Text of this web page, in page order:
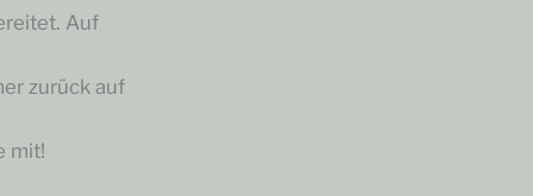
Auf
zurück auf
mit!